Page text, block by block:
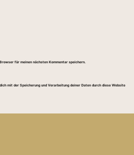
für meinen nächsten Kommentar speichern.
mit der Speicherung und Verarbeitung deiner Daten durch diese Website